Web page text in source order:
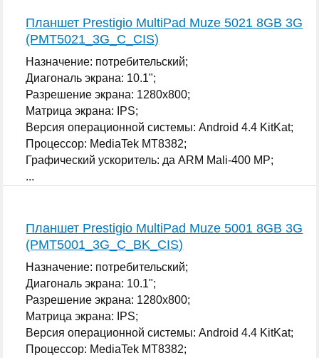
Планшет Prestigio MultiPad Muze 5021 8GB 3G
(PMT5021_3G_C_CIS)
Назначение: потребительский;
Диагональ экрана: 10.1";
Разрешение экрана: 1280x800;
Матрица экрана: IPS;
Версия операционной системы: Android 4.4 KitKat;
Процессор: MediaTek MT8382;
Графический ускоритель: да ARM Mali-400 MP;
...
Планшет Prestigio MultiPad Muze 5001 8GB 3G
(PMT5001_3G_C_BK_CIS)
Назначение: потребительский;
Диагональ экрана: 10.1";
Разрешение экрана: 1280x800;
Матрица экрана: IPS;
Версия операционной системы: Android 4.4 KitKat;
Процессор: MediaTek MT8382;